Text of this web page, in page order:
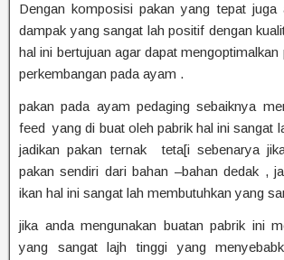
Dengan komposisi pakan yang tepat juga
dampak yang sangat lah positif dengan
hal ini bertujuan agar dapat mengoptimalkan
perkembangan pada ayam .
pakan pada ayam pedaging sebaiknya
feed yang di buat oleh pabrik hal ini sangat
jadikan pakan ternak teta[i sebenarya
pakan sendiri dari bahan –bahan dedak ,
ikan hal ini sangat lah membutuhkan yang
jika anda mengunakan buatan pabrik ini
yang sangat lajh tinggi yang